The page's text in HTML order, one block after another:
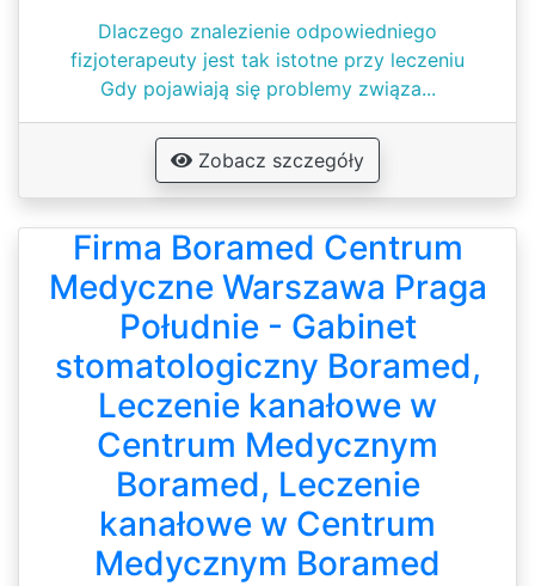
Dlaczego znalezienie odpowiedniego
fizjoterapeuty jest tak istotne przy leczeniu
Gdy pojawiają się problemy związa...
Zobacz szczegóły
Firma Boramed Centrum
Medyczne Warszawa Praga
Południe - Gabinet
stomatologiczny Boramed,
Leczenie kanałowe w
Centrum Medycznym
Boramed, Leczenie
kanałowe w Centrum
Medycznym Boramed